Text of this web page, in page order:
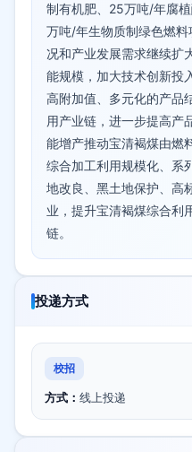
制有机肥、25万吨/年腐
万吨/年生物质制绿色燃
况和产业发展需求继续扩
能规模，加大技术创新投
高附加值、多元化的产品
用产业链，进一步提高产
能增产推动宝清褐煤由燃
综合加工利用规模化、系
地改良、黑土地保护、高
业，提升宝清褐煤综合利
链。
投递方式
校招
方式： 线上投递